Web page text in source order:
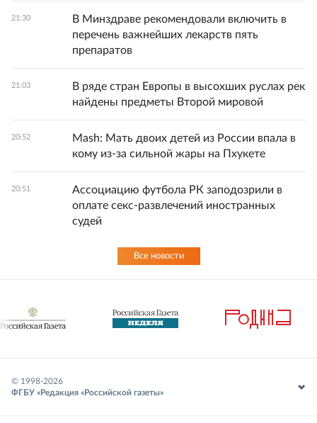
21:30
В Минздраве рекомендовали включить в
перечень важнейших лекарств пять
препаратов
21:03
В ряде стран Европы в высохших руслах рек
найдены предметы Второй мировой
20:52
Mash: Мать двоих детей из России впала в
кому из-за сильной жары на Пхукете
20:51
Ассоциацию футбола РК заподозрили в
оплате секс-развлечений иностранных
судей
Все новости
© 1998-2026
ФГБУ «Редакция «Российской газеты»